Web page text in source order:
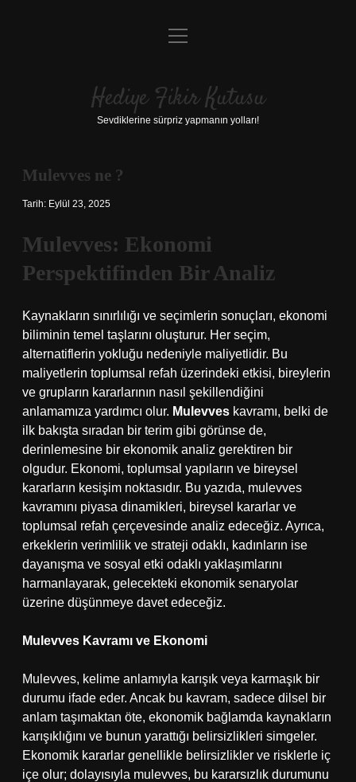
Anasayfa
Yasal Uyarı
menüyü
Hediye Fikir Kutusu
Sevdiklerine sürpriz yapmanın yolları!
Mulevves ne ?
Tarih: Eylül 23, 2025
Mulevves: Ekonomi
Perspektifinden Bir Analiz
Kaynakların sınırlılığı ve seçimlerin sonuçları, ekonomi
biliminin temel taşlarını oluşturur. Her seçim,
alternatiflerin yokluğu nedeniyle maliyetlidir. Bu
maliyetlerin toplumsal refah üzerindeki etkisi, bireylerin
ve grupların kararlarının nasıl şekillendiğini
anlamamıza yardımcı olur. Mulevves kavramı, belki de
ilk bakışta sıradan bir terim gibi görünse de,
derinlemesine bir ekonomik analiz gerektiren bir
olgudur. Ekonomi, toplumsal yapıların ve bireysel
kararların kesişim noktasıdır. Bu yazıda, mulevves
kavramını piyasa dinamikleri, bireysel kararlar ve
toplumsal refah çerçevesinde analiz edeceğiz. Ayrıca,
erkeklerin verimlilik ve strateji odaklı, kadınların ise
dayanışma ve sosyal etki odaklı yaklaşımlarını
harmanlayarak, gelecekteki ekonomik senaryolar
üzerine düşünmeye davet edeceğiz.
Mulevves Kavramı ve Ekonomi
Mulevves, kelime anlamıyla karışık veya karmaşık bir
durumu ifade eder. Ancak bu kavram, sadece dilsel bir
anlam taşımaktan öte, ekonomik bağlamda kaynakların
karışıklığını ve bunun yarattığı belirsizlikleri simgeler.
Ekonomik kararlar genellikle belirsizlikler ve risklerle iç
içe olur; dolayısıyla mulevves, bu kararsızlık durumunu